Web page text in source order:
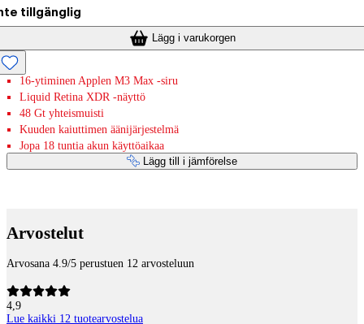
tillgänglig
Lägg i varukorgen
16-ytiminen Applen M3 Max -siru
Liquid Retina XDR ‐näyttö
48 Gt yhteismuisti
Kuuden kaiuttimen äänijärjestelmä
Jopa 18 tuntia akun käyttöaikaa
Lägg till i jämförelse
Arvostelut
Arvosana 4.9/5 perustuen 12 arvosteluun
4,9
Lue kaikki 12 tuotearvostelua